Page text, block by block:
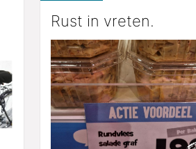
Rust in vreten.